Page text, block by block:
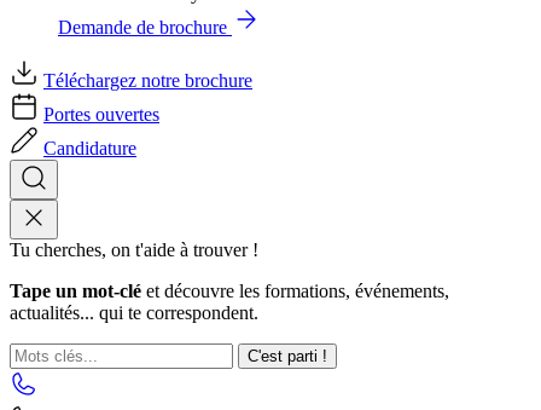
Demande de brochure
Téléchargez notre brochure
Portes ouvertes
Candidature
Tu cherches, on t'aide à trouver !
Tape un mot-clé et découvre les formations, événements,
actualités... qui te correspondent.
C'est parti !